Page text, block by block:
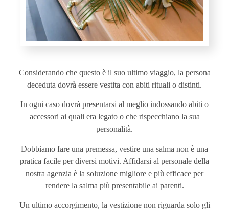
Considerando che questo è il suo ultimo viaggio, la persona
deceduta dovrà essere vestita con abiti rituali o distinti.
In ogni caso dovrà presentarsi al meglio indossando abiti o
accessori ai quali era legato o che rispecchiano la sua
personalità.
Dobbiamo fare una premessa, vestire una salma non è una
pratica facile per diversi motivi. Affidarsi al personale della
nostra agenzia è la soluzione migliore e più efficace per
rendere la salma più presentabile ai parenti.
Un ultimo accorgimento, la vestizione non riguarda solo gli